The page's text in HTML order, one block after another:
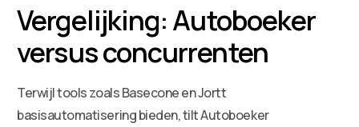
Vergelijking: Autoboeker
versus concurrenten
Terwijl tools zoals Basecone en Jortt
basisautomatisering bieden, tilt Autoboeker